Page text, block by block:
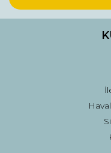
Ürün fiyatı diğer